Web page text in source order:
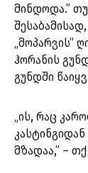
მინდოდა.”
„მოპარვის”
ჰორანის
გუნდში
„ის, რაც
მზადაა,” –